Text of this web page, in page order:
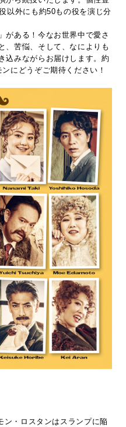
以外にも約50もの役を演じ分
がある！今なお世界中で愛さ
、苦悩、そして、なによりも
込みながらお届けします。約
にどうぞご期待ください！
ン・ロスタンはスランプに陥